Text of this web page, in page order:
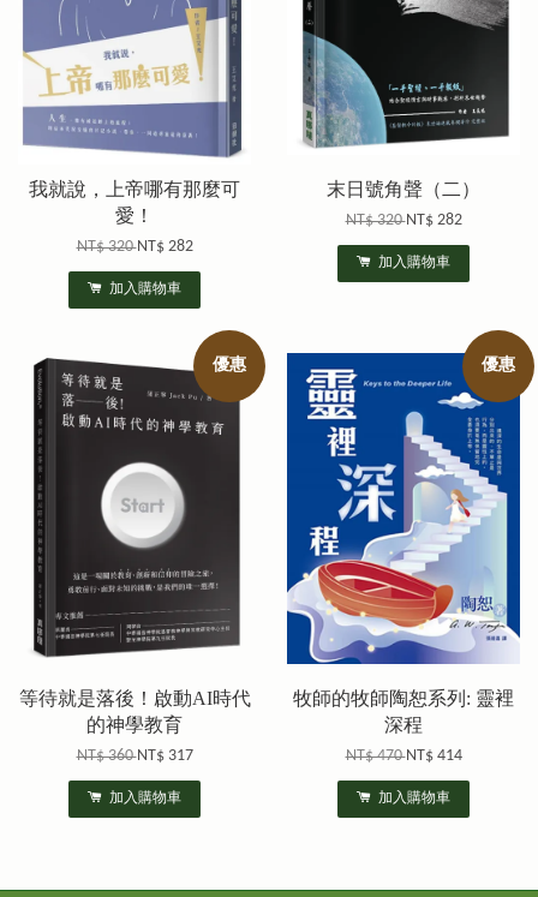
我就說，上帝哪有那麼可
愛！
NT$ 320NT$ 282
加入購物車
末日號角聲（二）
NT$ 320NT$ 282
加入購物車
優惠
等待就是落後！啟動AI時代
的神學教育
NT$ 360NT$ 317
加入購物車
優惠
牧師的牧師陶恕系列: 靈裡
深程
NT$ 470NT$ 414
加入購物車